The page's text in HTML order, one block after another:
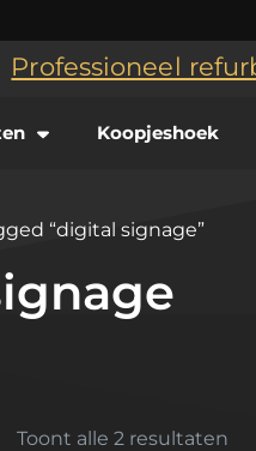
Professioneel
Koopjeshoek
“digital signage”
Toont alle 2 resultaten